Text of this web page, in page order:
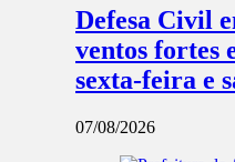
Defesa Civil
ventos fortes
sexta-feira e
07/08/2026